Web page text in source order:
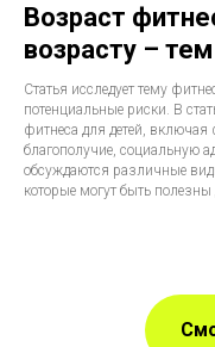
Возраст
возрасту –
Статья исследует тему
потенциальные риски. В
фитнеса для детей, включая
благополучие, социальную
обсуждаются различные
которые могут быть полезны